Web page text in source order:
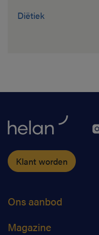
Diëtiek
Klant worden
Ons aanbod
Magazine